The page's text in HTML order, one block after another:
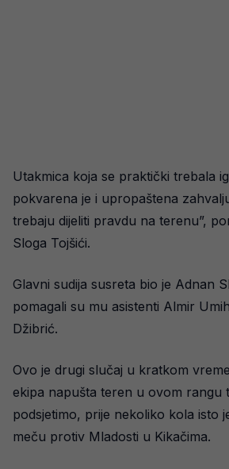
Utakmica koja se praktički trebala
pokvarena je i upropaštena
trebaju dijeliti pravdu na terenu”,
Sloga Tojšići.
Glavni sudija susreta bio je Adnan
pomagali su mu asistenti Almir
Džibrić.
Ovo je drugi slučaj u kratkom
ekipa napušta teren u ovom rangu
podsjetimo, prije nekoliko kola isto
meču protiv Mladosti u Kikačima.